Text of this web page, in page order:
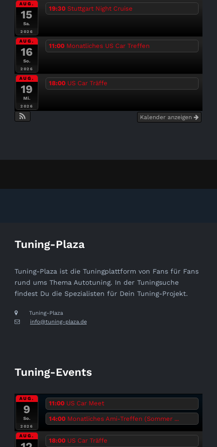
AUG.
15
Sa.
2026
19:30 Stuttgart Night Cruise
AUG.
16
So.
2026
11:00 Monatliches US Car Treffen
AUG.
19
Mi.
2026
18:00 US Car Träffe
Kalender anzeigen
Tuning-Plaza
Tuning-Plaza ist die Tuningplattform von Fans für Fans
rund ums Thema Autotuning. In der Tuningsuche
findest Du die Spezialisten für Dein Tuning-Projekt.
Tuning-Plaza
info@tuning-plaza.de
Tuning-Events
AUG.
9
So.
2026
11:00 US Car Meet
14:00 Monatliches Ami-Treffen (Sommer ...
AUG.
18:00 US Car Träffe